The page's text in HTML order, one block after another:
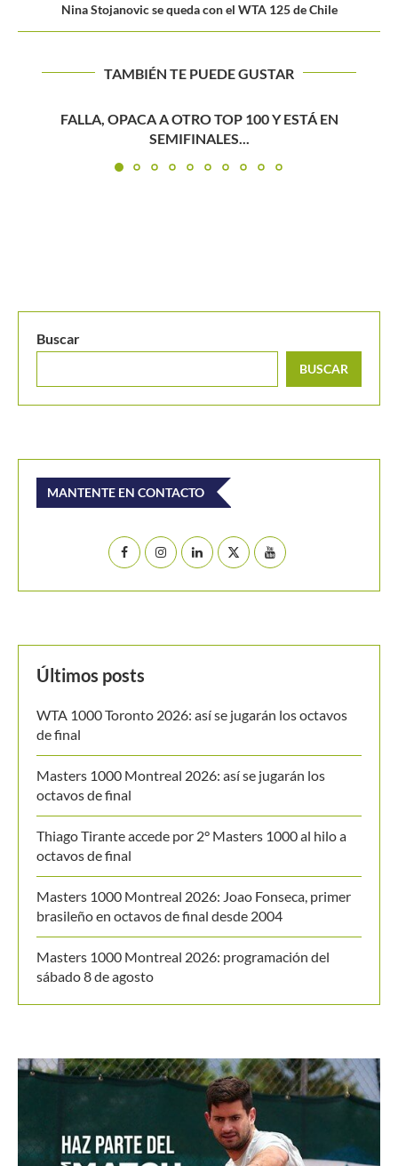
Nina Stojanovic se queda con el WTA 125 de Chile
TAMBIÉN TE PUEDE GUSTAR
Alcaraz remonta ante Rinderknech y avanza en Indian
Buscar
MANTENTE EN CONTACTO
Últimos posts
WTA 1000 Toronto 2026: así se jugarán los octavos
de final
Thiago Tirante accede por 2° Masters 1000 al hilo a
octavos de final
Masters 1000 Montreal 2026: Joao Fonseca, primer